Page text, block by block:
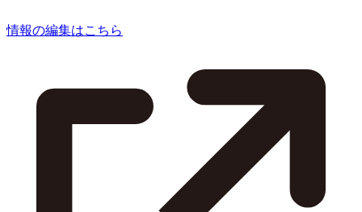
情報の編集はこちら